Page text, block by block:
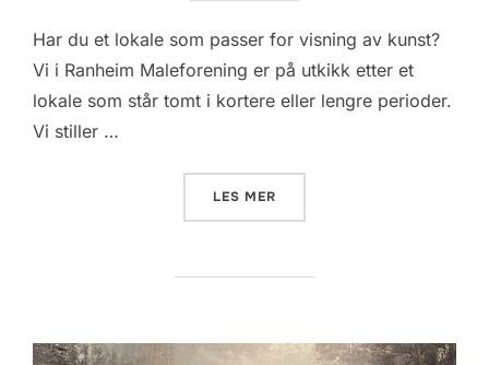
Har du et lokale som passer for visning av kunst?
Vi i Ranheim Maleforening er på utkikk etter et
lokale som står tomt i kortere eller lengre perioder.
Vi stiller …
LES MER